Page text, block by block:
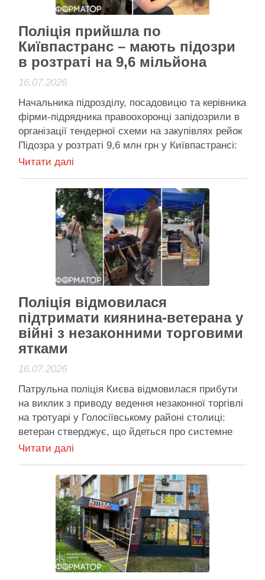
Активісти району
Поліція прийшла по
Київпастранс – мають підозри
в розтраті на 9,6 мільйона
16.07.2026
Начальника підрозділу, посадовицю та керівника
фірми-підрядника правоохоронці запідозрили в
організації тендерної схеми на закупівлях рейок
Підозра у розтраті 9,6 млн грн у Київпастрансі:
посадовці, буквально, "спрямили" тендерні
Києва У Києві правоохоронці задокументували
схему розтрати бюджетних коштів на закупівлях
для КП Київпастранс. Начальник відокремленого
підрозділу …
Читати далі
Активісти району
Поліція відмовилася
підтримати киянина-ветерана у
війні з незаконними торговими
ятками
16.07.2026
Патрульна поліція Києва відмовилася прибути
на виклик з приводу ведення незаконної торгівлі
на тротуарі у Голосіївському районі столиці:
ветеран стверджує, що йдеться про системне
ігнорування Іван Чигирин стверджує: одразу,
немає, викликав поліцію – втім, копи на виклик
не приїхали й навіть не перетелефонували
Патрульна …
Читати далі
Активісти району